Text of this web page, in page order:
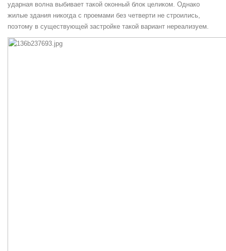
ударная волна выбивает такой оконный блок целиком. Однако
жилые здания никогда с проемами без четверти не строились,
поэтому в существующей застройке такой вариант нереализуем.